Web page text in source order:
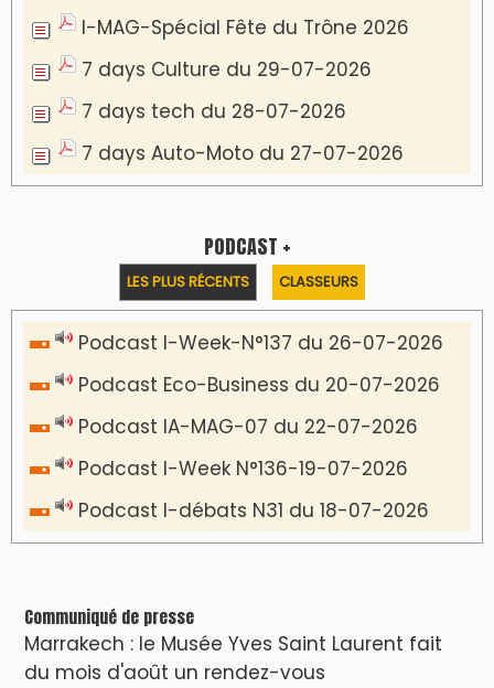
I-MAG-Spécial Fête du Trône 2026
7 days Culture du 29-07-2026
7 days tech du 28-07-2026
7 days Auto-Moto du 27-07-2026
PODCAST +
LES PLUS RÉCENTS CLASSEURS
Podcast I-Week-N°137 du 26-07-2026
Podcast Eco-Business du 20-07-2026
Podcast IA-MAG-07 du 22-07-2026
Podcast I-Week N°136-19-07-2026
Podcast I-débats N31 du 18-07-2026
Communiqué de presse
Marrakech : le Musée Yves Saint Laurent fait
du mois d'août un rendez-vous